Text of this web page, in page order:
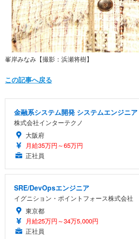
峯岸みなみ【撮影：浜瀬将樹】
この記事へ戻る
金融系システム開発 システムエンジニア
株式会社インターテクノ
大阪府
月給35万円～65万円
正社員
SRE/DevOpsエンジニア
イグニション・ポイントフォース株式会社
東京都
月給25万円～34万5,000円
正社員